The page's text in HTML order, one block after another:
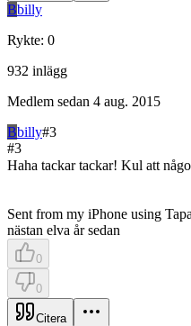
Bbilly
Rykte: 0
932 inlägg
Medlem sedan 4 aug. 2015
Bbilly#3
#3
Haha tackar tackar! Kul att
Sent from my iPhone using
nästan elva år sedan
0
0
Citera